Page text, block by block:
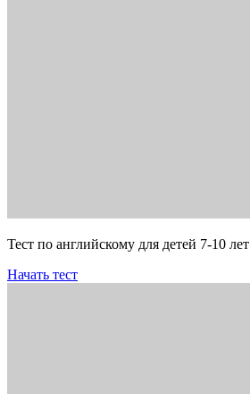
Тест по английскому для детей 7-10 лет
Начать тест